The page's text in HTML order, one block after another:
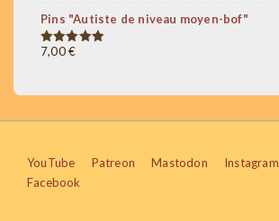
20,00 €
prix :
Pins "Autiste de niveau moyen-bof"
Note5.00
7,00€
Menu
YouTube Patreon Mastodon Instagram
Facebook